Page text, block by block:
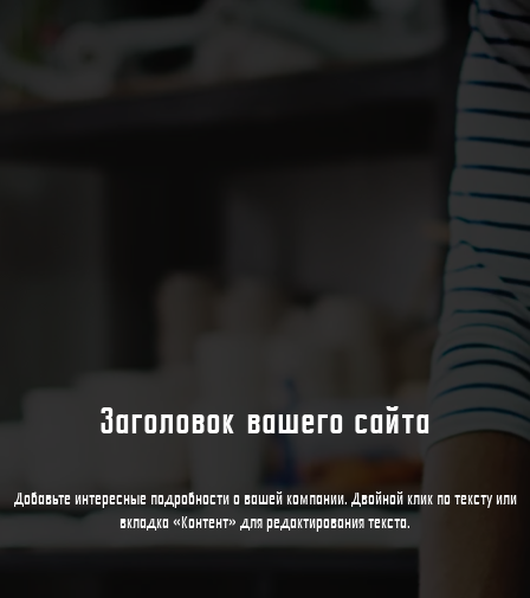
Заголовок вашего сайта
Добавьте интересные подробности о вашей компании. Двойной клик по тексту или
вкладка «Контент» для редактирования текста.